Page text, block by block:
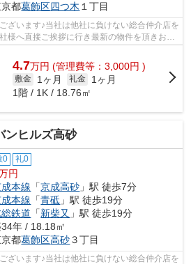
都葛飾区四つ木 １丁目
ざいます♪当社は他社に負けない総合仲介店を
様へ直接ご挨拶に行き最新の物件を頂きお客
情報は...
4.7万円 (管理費等：3,000円 )
敷金 1ヶ月 礼金
1ヶ月
1階 / 1K / 18.76㎡
ンヒルズ高砂
0 礼0
円
本線 「京成高砂 」駅 徒歩7分
本線 「青砥 」駅 徒歩19分
鉄道 「新柴又 」駅 徒歩19分
年 / 18.18㎡
都葛飾区高砂３丁目
ざいます♪当社は他社に負けない総合仲介店を